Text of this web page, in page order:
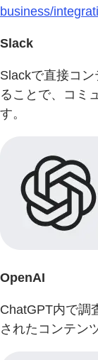
business/
Slack
Slackで直接コ
ることで、コミ
す。
OpenAI
ChatGPT内で調
されたコンテン